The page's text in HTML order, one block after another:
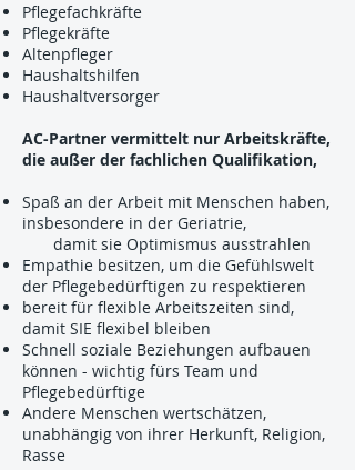
Pflegefachkräfte
Pflegekräfte
Altenpfleger
Haushaltshilfen
Haushaltversorger
AC-Partner vermittelt nur Arbeitskräfte,
die außer der fachlichen Qualifikation,
Spaß an der Arbeit mit Menschen haben,
insbesondere in der Geriatrie,
damit sie Optimismus ausstrahlen
Empathie besitzen, um die Gefühlswelt
der Pflegebedürftigen zu respektieren
bereit für flexible Arbeitszeiten sind,
damit SIE flexibel bleiben
Schnell soziale Beziehungen aufbauen
können - wichtig fürs Team und
Pflegebedürftige
Andere Menschen wertschätzen,
unabhängig von ihrer Herkunft, Religion,
Rasse